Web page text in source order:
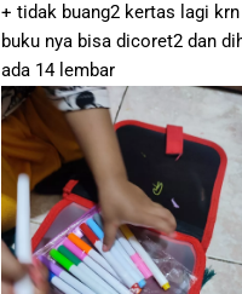
+ tidak buang2 kertas lagi
buku nya bisa dicoret2 dan
ada 14 lembar